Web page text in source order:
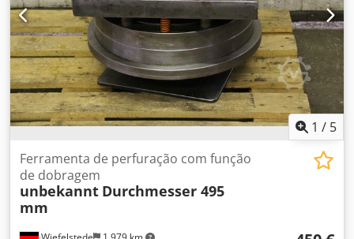
1 / 5
Ferramenta de perfuração com função
de dobragem
unbekannt Durchmesser 495
mm